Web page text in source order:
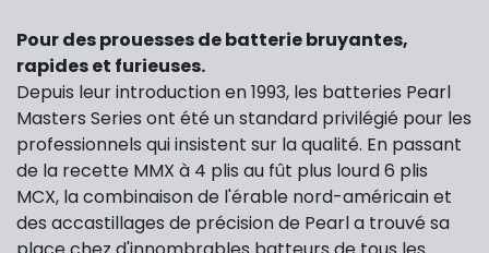
Pour des prouesses de batterie bruyantes,
rapides et furieuses.
Depuis leur introduction en 1993, les batteries Pearl
Masters Series ont été un standard privilégié pour les
professionnels qui insistent sur la qualité. En passant
de la recette MMX à 4 plis au fût plus lourd 6 plis
MCX, la combinaison de l'érable nord-américain et
des accastillages de précision de Pearl a trouvé sa